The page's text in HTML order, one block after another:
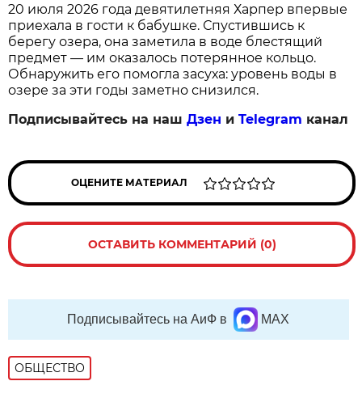
20 июля 2026 года девятилетняя Харпер впервые
приехала в гости к бабушке. Спустившись к
берегу озера, она заметила в воде блестящий
предмет — им оказалось потерянное кольцо.
Обнаружить его помогла засуха: уровень воды в
озере за эти годы заметно снизился.
Подписывайтесь на нашДзен иTelegram канал
ОЦЕНИТЕ МАТЕРИАЛ
ОСТАВИТЬ КОММЕНТАРИЙ (0)
Подписывайтесь на АиФ в MAX
ОБЩЕСТВО